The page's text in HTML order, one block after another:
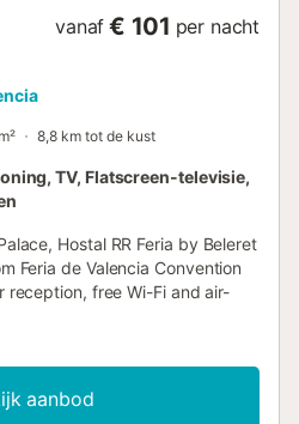
vanaf € 101 per nacht
8,8 km tot de kust
TV, Flatscreen-televisie,
Hostal RR Feria by Beleret
Feria de Valencia Convention
reception, free Wi-Fi and air-
aanbod